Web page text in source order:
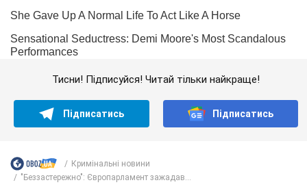
Тисни! Підписуйся! Читай тільки найкраще!
Підписатись Підписатись
Кримінальні новини
"Беззастережно": Європарламент зажадав...